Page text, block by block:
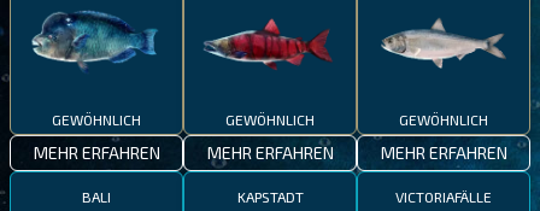
GEWÖHNLICH
MEHR ERFAHREN
GEWÖHNLICH
MEHR ERFAHREN
GEWÖHNLICH
MEHR ERFAHREN
BALI KAPSTADT VICTORIAFÄLLE